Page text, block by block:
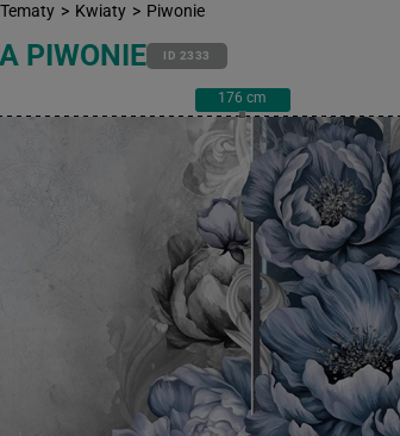
Tematy > Kwiaty > Piwonie
PIWONIE ID 2333
176 cm